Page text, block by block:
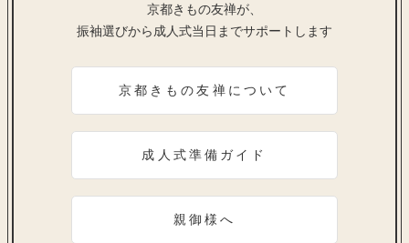
京都きもの友禅が、
振袖選びから成人式当日までサポートします
京都きもの友禅について
成人式準備ガイド
親御様へ